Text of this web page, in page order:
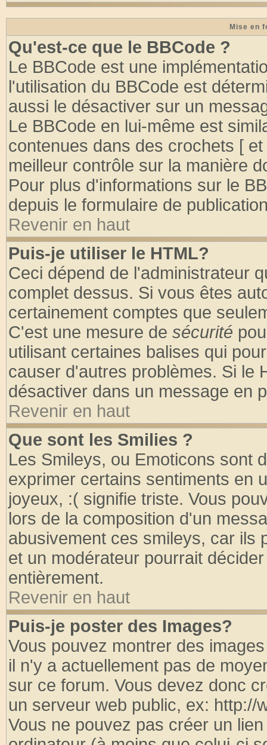
Mise en
Qu'est-ce que le BBCode ?
Le BBCode est une
l'utilisation du BBCode est
aussi le désactiver sur un
Le BBCode en lui-même est
contenues dans des crochets [
meilleur contrôle sur la manière
Pour plus d'informations sur le
depuis le formulaire de
Revenir en haut
Puis-je utiliser le HTML?
Ceci dépend de l'administrateur
complet dessus. Si vous êtes
certainement comptes que
C'est une mesure de sécurité
utilisant certaines balises qui
causer d'autres problèmes. Si le
désactiver dans un message en
Revenir en haut
Que sont les Smilies ?
Les Smileys, ou Emoticons sont
exprimer certains sentiments en
joyeux, :( signifie triste. Vous
lors de la composition d'un
abusivement ces smileys, car ils
et un modérateur pourrait
entièrement.
Revenir en haut
Puis-je poster des Images?
Vous pouvez montrer des
il n'y a actuellement pas de
sur ce forum. Vous devez donc
un serveur web public, ex: http://
Vous ne pouvez pas créer un